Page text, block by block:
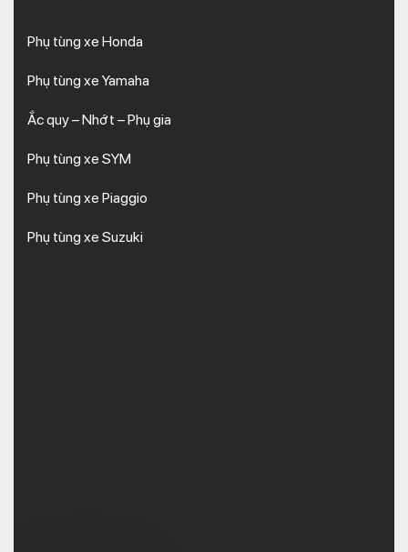
Phụ tùng xe Honda
Phụ tùng xe Yamaha
Ắc quy – Nhớt – Phụ gia
Phụ tùng xe SYM
Phụ tùng xe Piaggio
Phụ tùng xe Suzuki